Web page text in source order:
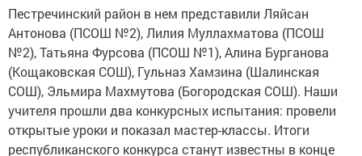
Пестречинский район в нем представили Ляйсан
Антонова (ПСОШ №2), Лилия Муллахматова (ПСОШ
№2), Татьяна Фурсова (ПСОШ №1), Алина Бурганова
(Кощаковская СОШ), Гульназ Хамзина (Шалинская
СОШ), Эльмира Махмутова (Богородская СОШ). Наши
учителя прошли два конкурсных испытания: провели
открытые уроки и показал мастер-классы. Итоги
республиканского конкурса станут известны в конце